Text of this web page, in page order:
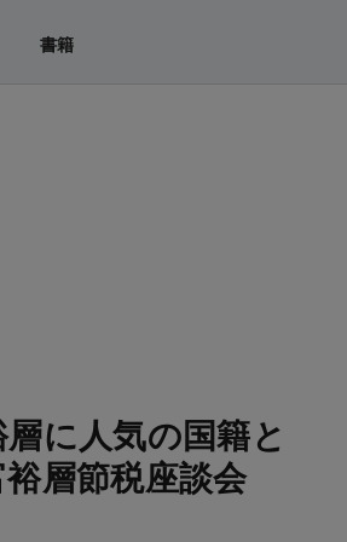
書籍
に人気の国籍と
層節税座談会